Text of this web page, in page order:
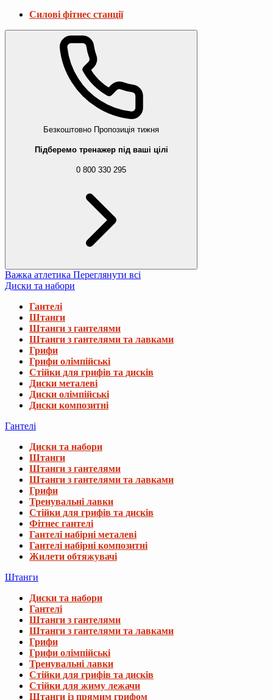
Силові фітнес станції
Безкоштовно Пропозиція тижня
Підберемо тренажер під ваші цілі
0 800 330 295
Важка атлетика Переглянути всі
Диски та набори
Гантелі
Штанги
Штанги з гантелями
Штанги з гантелями та лавками
Грифи
Грифи олімпійські
Стійки для грифів та дисків
Диски металеві
Диски олімпійські
Диски композитні
Гантелі
Диски та набори
Штанги
Штанги з гантелями
Штанги з гантелями та лавками
Грифи
Тренувальні лавки
Стійки для грифів та дисків
Фітнес гантелі
Гантелі набірні металеві
Гантелі набірні композитні
Жилети обтяжувачі
Штанги
Диски та набори
Гантелі
Штанги з гантелями
Штанги з гантелями та лавками
Грифи
Грифи олімпійські
Тренувальні лавки
Стійки для грифів та дисків
Стійки для жиму лежачи
Штанги із прямим грифом